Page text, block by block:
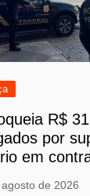
R$
por
em
de 2026